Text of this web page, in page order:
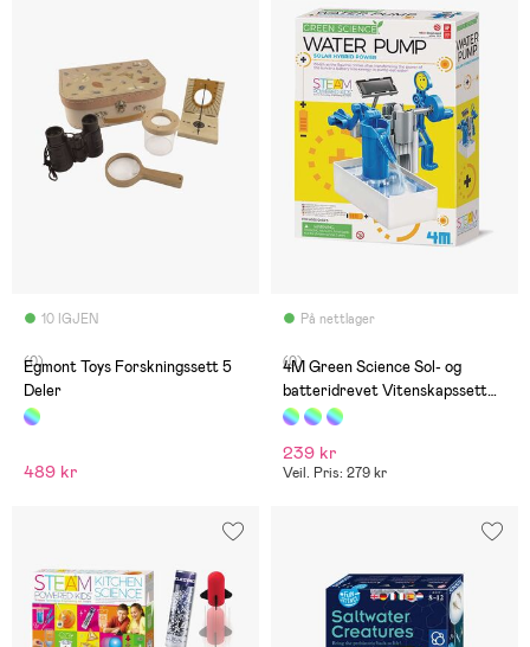
10 IGJEN
(0)
Egmont Toys Forskningssett 5
Deler
489 kr
På nettlager
(0)
4M Green Science Sol- og
batteridrevet Vitenskapssett
Vannpumpe
239 kr
Veil. Pris: 279 kr